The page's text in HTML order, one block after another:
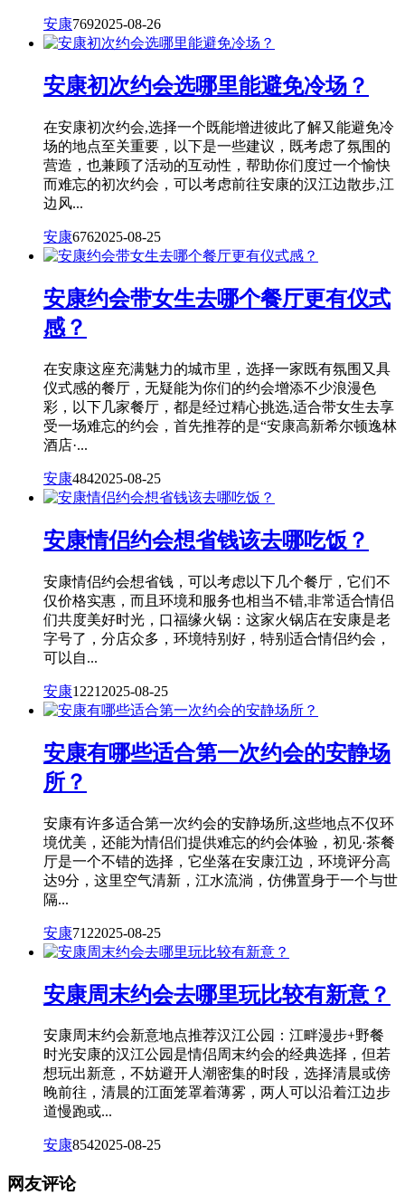
安康7692025-08-26
安康初次约会选哪里能避免冷场？
在安康初次约会,选择一个既能增进彼此了解又能避免冷
场的地点至关重要，以下是一些建议，既考虑了氛围的
营造，也兼顾了活动的互动性，帮助你们度过一个愉快
而难忘的初次约会，可以考虑前往安康的汉江边散步,江
边风...
安康6762025-08-25
安康约会带女生去哪个餐厅更有仪式
感？
在安康这座充满魅力的城市里，选择一家既有氛围又具
仪式感的餐厅，无疑能为你们的约会增添不少浪漫色
彩，以下几家餐厅，都是经过精心挑选,适合带女生去享
受一场难忘的约会，首先推荐的是“安康高新希尔顿逸林
酒店·...
安康4842025-08-25
安康情侣约会想省钱该去哪吃饭？
安康情侣约会想省钱，可以考虑以下几个餐厅，它们不
仅价格实惠，而且环境和服务也相当不错,非常适合情侣
们共度美好时光，口福缘火锅：这家火锅店在安康是老
字号了，分店众多，环境特别好，特别适合情侣约会，
可以自...
安康1221 2025-08-25
安康有哪些适合第一次约会的安静场
所？
安康有许多适合第一次约会的安静场所,这些地点不仅环
境优美，还能为情侣们提供难忘的约会体验，初见·茶餐
厅是一个不错的选择，它坐落在安康江边，环境评分高
达9分，这里空气清新，江水流淌，仿佛置身于一个与世
隔...
安康7122025-08-25
安康周末约会去哪里玩比较有新意？
安康周末约会新意地点推荐汉江公园：江畔漫步+野餐
时光安康的汉江公园是情侣周末约会的经典选择，但若
想玩出新意，不妨避开人潮密集的时段，选择清晨或傍
晚前往，清晨的江面笼罩着薄雾，两人可以沿着江边步
道慢跑或...
安康8542025-08-25
网友评论